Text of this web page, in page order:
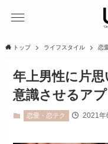
トップ ライフスタイル 恋
年上男性に片
意識させるア
恋愛・恋テク 2021年